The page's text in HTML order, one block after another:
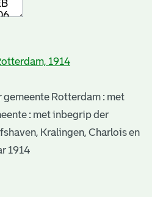
1914
Rotterdam : met
: met inbegrip der
Kralingen, Charlois en
1914